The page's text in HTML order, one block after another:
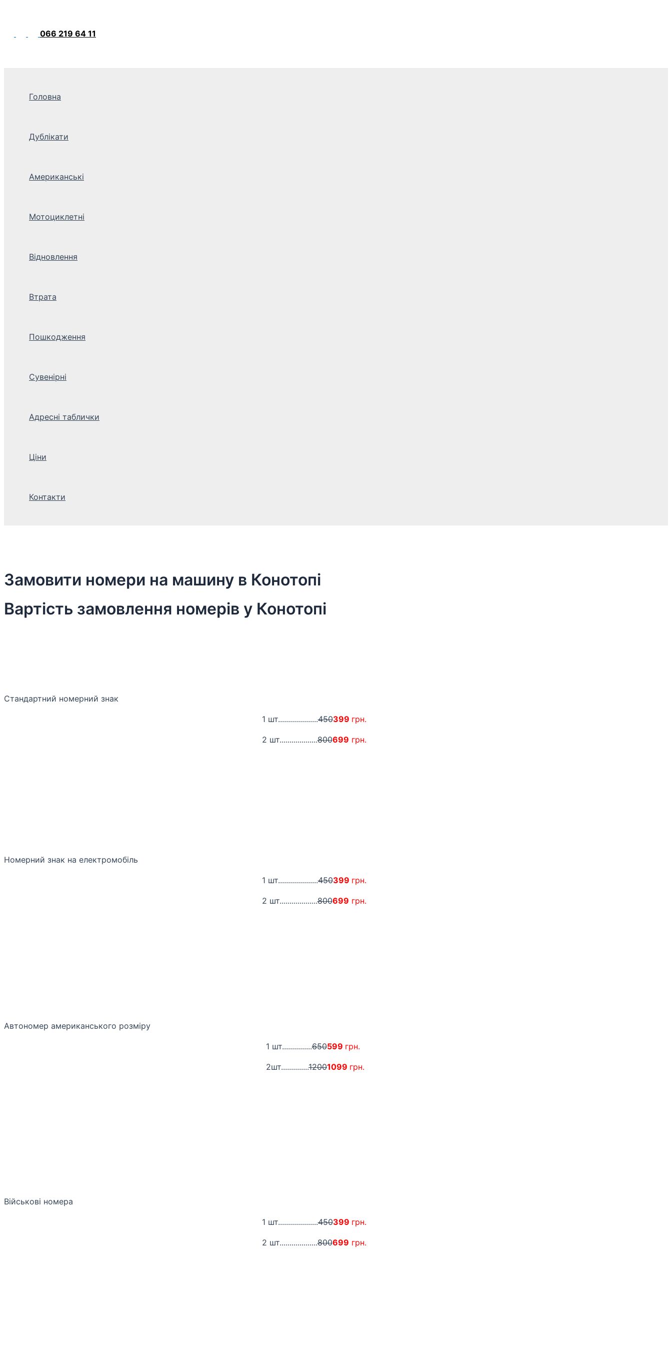
066 219 64 11
Головна
Дублікати
Американські
Мотоциклетні
Відновлення
Втрата
Пошкодження
Сувенірні
Адресні таблички
Ціни
Контакти
Замовити номери на машину в Конотопі
Вартість замовлення номерів у Конотопі
Стандартний номерний знак
1 шт....................450399 грн.
2 шт...................800699 грн.
Номерний знак на електромобіль
1 шт....................450399 грн.
2 шт...................800699 грн.
Автономер американського розміру
1 шт...............650599 грн.
2шт..............12001099 грн.
Військові номера
1 шт....................450399 грн.
2 шт...................800699 грн.